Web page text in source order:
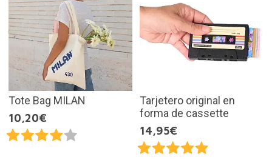
Tote Bag MILAN
10,20€
Tarjetero original en
forma de cassette
14,95€